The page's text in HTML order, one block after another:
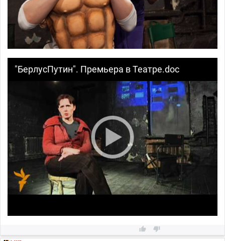
"БерлусПутин". Премьера в Театре.doc
 